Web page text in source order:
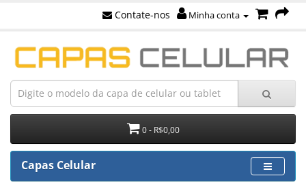
Contate-nos Minha conta
0 - R$0,00
Capas Celular